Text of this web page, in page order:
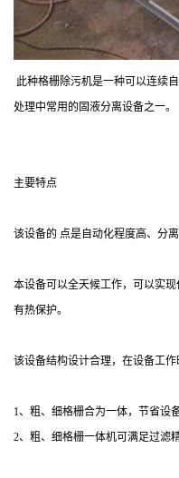
此种格栅除污机是一种可以连续
处理中常用的固液分离设备之一。
主要特点
该设备的 点是自动化程度高、分
本设备可以全天候工作，可以实
有热保护。
该设备结构设计合理，在设备工
1、粗、细格栅合为一体，节省设
2、粗、细格栅一体机可满足过滤